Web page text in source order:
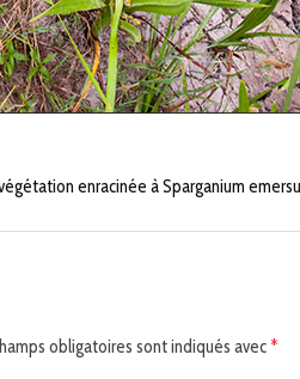
enracinée à Sparganium
obligatoires sont indiqués avec*